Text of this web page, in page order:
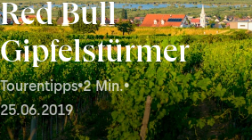
Red Bull
Gipfelstürmer
Tourentipps•2 Min.•
25.06.2019